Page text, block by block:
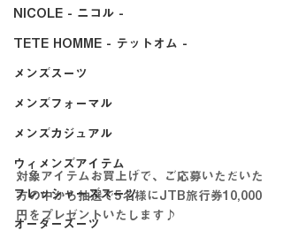
NICOLE - ニコル -
TETE HOMME - テットオム -
メンズスーツ
メンズフォーマル
メンズカジュアル
ウィメンズアイテム
フレッシャーズスーツ
オーダースーツ
対象アイテムお買上げで、ご応募いただいた
方の中から抽選で5名様にJTB旅行券10,000
円をプレゼントいたします♪